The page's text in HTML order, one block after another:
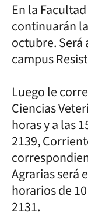
En la
continuarán
octubre. Será
campus
Luego le
Ciencias
horas y a las
2139,
Agrarias será
horarios de
2131.